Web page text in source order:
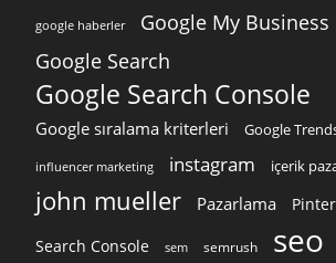
google haberler Google My Business
Google Search
Google Search Console
Google sıralama kriterleri Google
influencer marketing instagram içerik
john mueller Pazarlama
Search Console sem semrush seo